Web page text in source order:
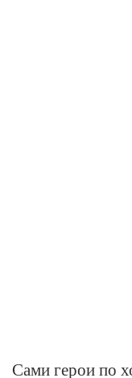
Сами герои по